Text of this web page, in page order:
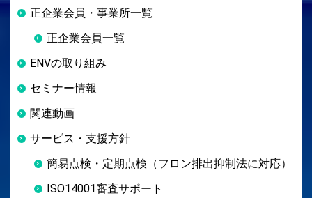
正企業会員・事業所一覧
正企業会員一覧
ENVの取り組み
セミナー情報
関連動画
サービス・支援方針
簡易点検・定期点検（フロン排出抑制法に対応）
ISO14001審査サポート